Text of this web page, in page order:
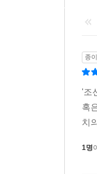
종
'조
혹
치
1명